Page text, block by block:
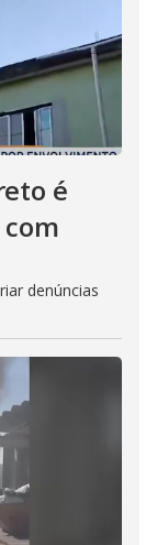
é
denúncias